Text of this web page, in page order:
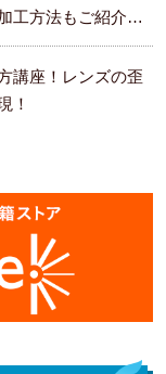
工方法もご紹介し
講座！レンズの歪
！